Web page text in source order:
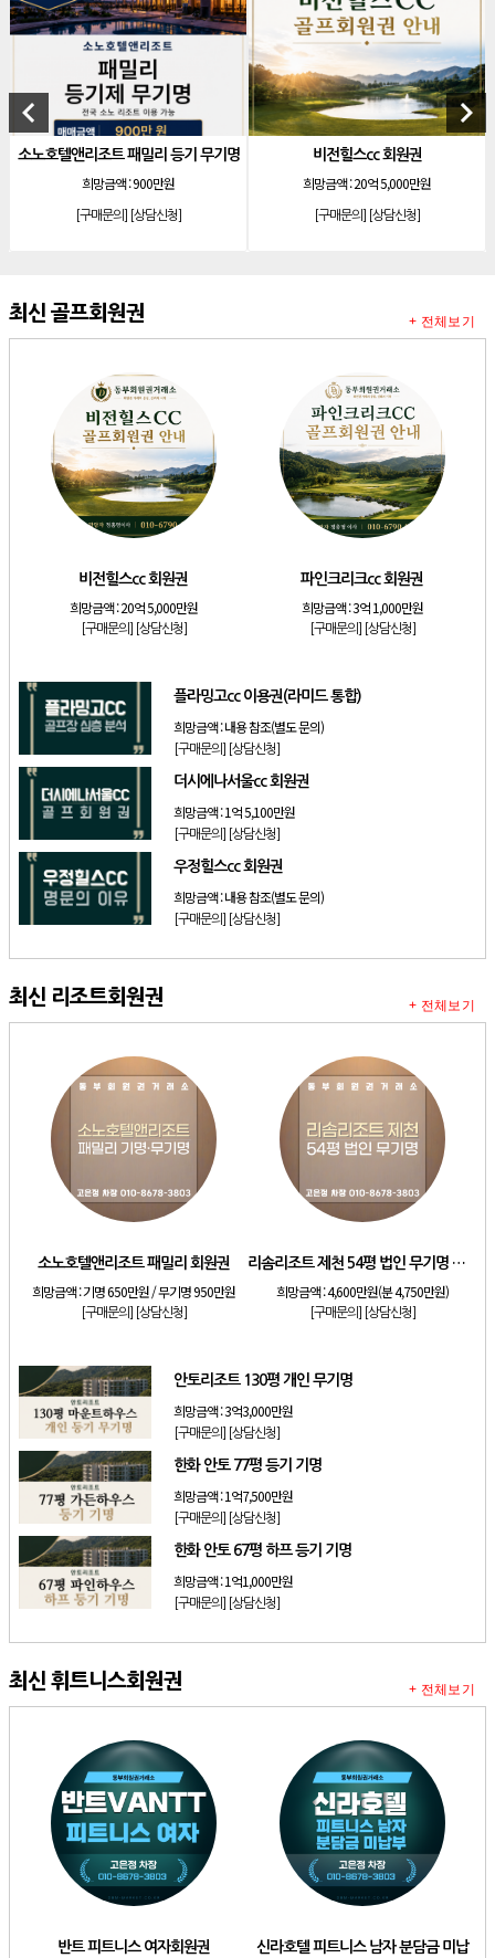
[리조트]한화 안토 67평 하프 등기 기명
한화리조트 스위트 회원제 무기명
[리조트]소노 이그젝큐티브 회원제 무기명
[리조트]소노호텔앤리조트 로얄 회원제 기명
[리조트]소노호텔앤리조트 로얄 회원제 기명
[리조트] 소노호텔앤리조트 스위트 등기 무기명
[리조트]소노호텔앤리조트 스위트 등기 기명
소노호텔앤리조트 이그제큐티브 무기명 회원제
아시아나cc 회원권
발리오스cc 회원권 종류
[리조트]소노호텔앤리조트 패밀리 등기 무기명
비전힐스cc 회원권
소노호텔앤리조트 패밀리 회원권
플라밍고cc 이용권(라미드 통합)
keyboard_arrow_left
소노호텔앤리조트 패밀리 등기 무기명
희망금액 :900만원
[구매문의] [상담신청]
비전힐스cc 회원권
희망금액 :20억 5,000만원
[구매문의] [상담신청]
keyboard_arrow_right
최신 골프회원권
비전힐스cc 회원권
희망금액 :20억 5,000만원
[구매문의] [상담신청]
파인크리크cc 회원권
희망금액 :3억 1,000만원
[구매문의] [상담신청]
플라밍고cc 이용권(라미드 통합)
희망금액 :내용 참조(별도 문의)
[구매문의] [상담신청]
더시에나서울cc 회원권
희망금액 :1억 5,100만원
[구매문의] [상담신청]
우정힐스cc 회원권
희망금액 :내용 참조(별도 문의)
[구매문의] [상담신청]
+ 전체보기
최신 리조트회원권
소노호텔앤리조트 패밀리 회원권
희망금액 :기명 650만원 / 무기명 950만원
[구매문의] [상담신청]
리솜리조트 제천 54평 법인 무기명 회원제
희망금액 :4,600만원(분 4,750만원)
[구매문의] [상담신청]
안토리조트 130평 개인 무기명
희망금액 :3억3,000만원
[구매문의] [상담신청]
한화 안토 77평 등기 기명
희망금액 :1억7,500만원
[구매문의] [상담신청]
한화 안토 67평 하프 등기 기명
희망금액 :1억1,000만원
[구매문의] [상담신청]
+ 전체보기
최신 휘트니스회원권
반트 피트니스 여자회원권 신라호텔 피트니스 남자 분담금 미납
+ 전체보기